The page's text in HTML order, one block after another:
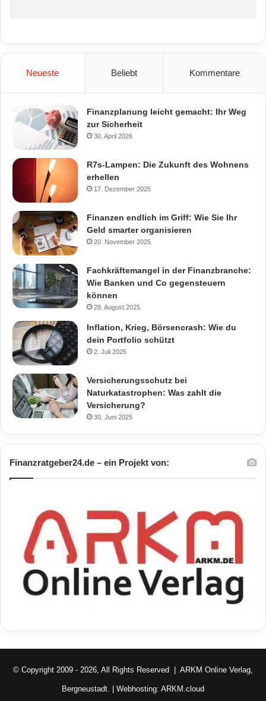
Neueste Beliebt Kommentare
Finanzplanung leicht gemacht: Ihr Weg
zur Sicherheit
30. April 2026
R7s-Lampen: Die Zukunft des Wohnens
erhellen
17. Dezember 2025
Finanzen endlich im Griff: Wie Sie Ihr
Geld smarter organisieren
20. November 2025
Fachkräftemangel in der Finanzbranche:
Wie Banken und Co gegensteuern
können
28. August 2025
Inflation, Krieg, Börsencrash: Wie du
dein Portfolio schützt
2. Juli 2025
Versicherungsschutz bei
Naturkatastrophen: Was zahlt die
Versicherung?
30. Juni 2025
Finanzratgeber24.de – ein Projekt von:
© Copyright 2009 - 2026, All Rights Reserved | ARKM Online Verlag,
Bergneustadt. | Webhosting: ARKM.cloud